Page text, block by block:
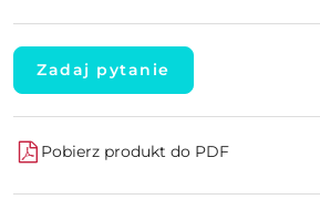
Zadaj pytanie
Pobierz produkt do PDF